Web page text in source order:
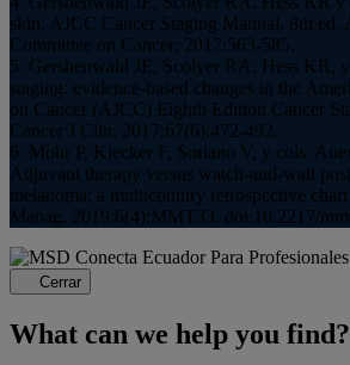
skin. AJCC Cancer Staging Manual. 8th ed.
Committee on Cancer; 2017:563-585.
5. Gershenwald JE, Scolyer RA, Hess KR,
staging: evidence-based changes in the
on Cancer (AJCC) Eighth Edition Cancer
Cancer J Clin. 2017;67(6):472-492.
6. Mohr P, Kiecker F, Soriano V, y cols.
Adjuvant therapy versus watch-and-wait
melanoma: a multicountry retrospective
Manag. 2019;6(4):MMT33. doi:10.2217/
Para
Cerrar
What can we help you find?